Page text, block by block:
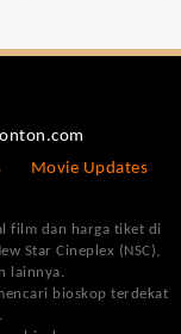
Movie Updates
film dan harga tiket di
Star Cineplex (NSC),
lainnya.
bioskop terdekat